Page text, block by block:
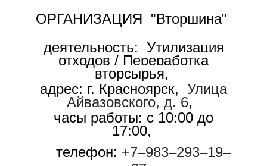
ОРГАНИЗАЦИЯ "Вторшина"
деятельность: Утилизация
отходов / Переработка
вторсырья,
адрес: г. Красноярск, Улица
Айвазовского, д. 6,
часы работы: с 10:00 до
17:00,
телефон: +7‒983‒293‒19‒